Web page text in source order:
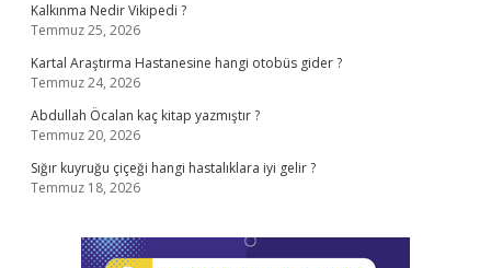
Kalkınma Nedir Vikipedi ?
Temmuz 25, 2026
Kartal Araştırma Hastanesine hangi otobüs gider ?
Temmuz 24, 2026
Abdullah Öcalan kaç kitap yazmıştır ?
Temmuz 20, 2026
Sığır kuyruğu çiçeği hangi hastalıklara iyi gelir ?
Temmuz 18, 2026